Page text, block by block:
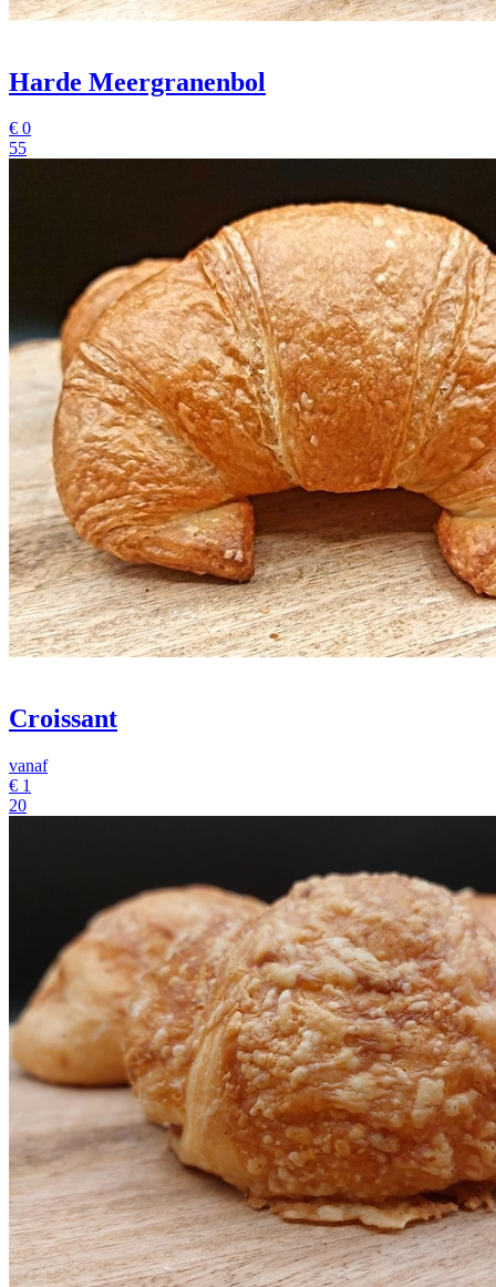
Harde Meergranenbol
€ 0
55
Croissant
vanaf
€ 1
20